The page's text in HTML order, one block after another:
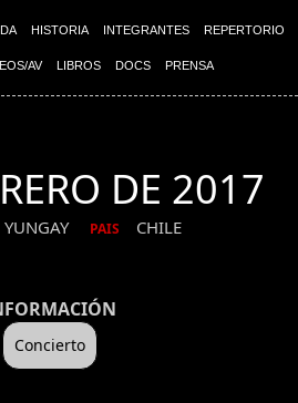
HISTORIA INTEGRANTES REPERTORIO
AV LIBROS DOCS PRENSA
DE 2017
YUNGAY PAIS CHILE
Concierto